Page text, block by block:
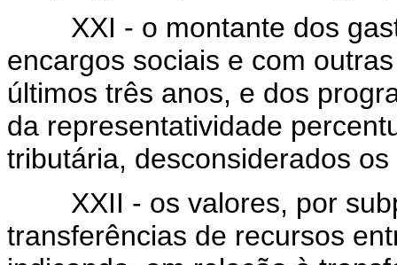
XXI - o montante dos
encargos sociais e com
últimos três anos, e dos
da representatividade
tributária, desconsiderados
XXII - os valores, por
transferências de recursos